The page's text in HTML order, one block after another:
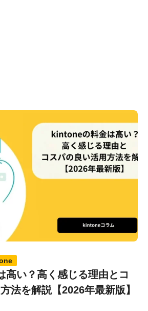
高い？高く感じる理由とコ
法を解説【2026年最新版】